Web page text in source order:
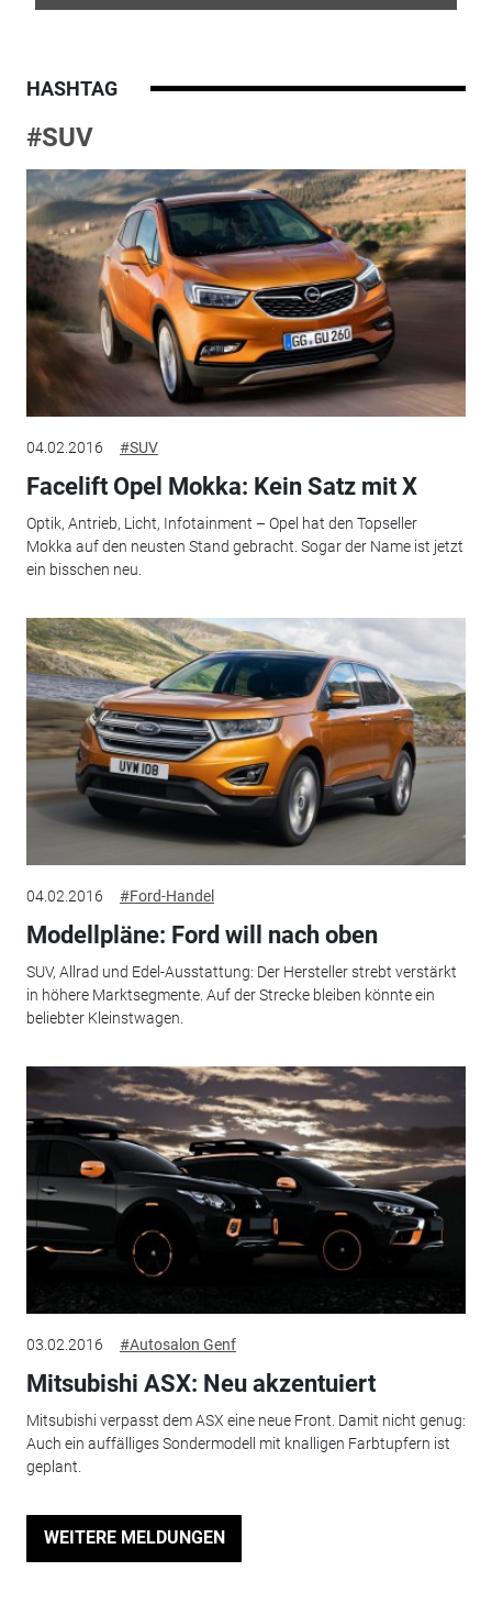
HASHTAG
#SUV
04.02.2016 #SUV
Facelift Opel Mokka: Kein Satz mit X
Optik, Antrieb, Licht, Infotainment – Opel hat den Topseller
Mokka auf den neusten Stand gebracht. Sogar der Name ist jetzt
ein bisschen neu.
04.02.2016 #Ford-Handel
Modellpläne: Ford will nach oben
SUV, Allrad und Edel-Ausstattung: Der Hersteller strebt verstärkt
in höhere Marktsegmente. Auf der Strecke bleiben könnte ein
beliebter Kleinstwagen.
03.02.2016 #Autosalon Genf
Mitsubishi ASX: Neu akzentuiert
Mitsubishi verpasst dem ASX eine neue Front. Damit nicht genug:
Auch ein auffälliges Sondermodell mit knalligen Farbtupfern ist
geplant.
WEITERE MELDUNGEN